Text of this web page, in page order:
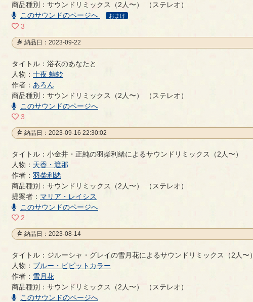
商品種別：サウンドリミックス（2人〜） （ステレオ）
このサウンドのページへ
おまけ
3
納品日：2023-09-22
浴衣のあなたと - あろん
タイトル：浴衣のあなたと
人物： 十夜 蜻蛉
作者： あろん
商品種別：サウンドリミックス（2人〜） （ステレオ）
このサウンドのページへ
3
納品日：2023-09-16 22:30:02
小金井・正純の羽柴利緒によるサウンドリミックス（2人〜）
タイトル：小金井・正純の羽柴利緒によるサウンドリミックス（2人〜）
人物： 天香・遮那
作者： 羽柴利緒
商品種別：サウンドリミックス（2人〜） （ステレオ）
提案者： マリア・レイシス
このサウンドのページへ
2
納品日：2023-08-14
ジルーシャ・グレイの雪月花によるサウンドリミックス（2人〜）
タイトル：ジルーシャ・グレイの雪月花によるサウンドリミックス（2人〜）
人物： プルー・ビビットカラー
作者： 雪月花
商品種別：サウンドリミックス（2人〜） （ステレオ）
このサウンドのページへ